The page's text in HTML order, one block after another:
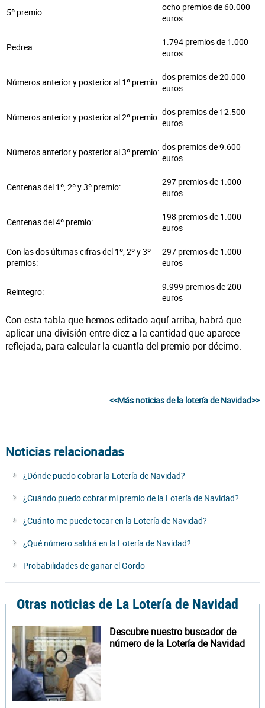
5º premio:
ocho premios de 60.000
euros
Pedrea:
1.794 premios de 1.000
euros
Números anterior y posterior al 1º premio: dos premios de 20.000
euros
Números anterior y posterior al 2º premio: dos premios de 12.500
euros
Números anterior y posterior al 3º premio: dos premios de 9.600
euros
Centenas del 1º, 2º y 3º premio:
297 premios de 1.000
euros
Centenas del 4º premio:
198 premios de 1.000
euros
Con las dos últimas cifras del 1º, 2º y 3º
premios:
297 premios de 1.000
euros
Reintegro:
9.999 premios de 200
euros
Con esta tabla que hemos editado aquí arriba, habrá que
aplicar una división entre diez a la cantidad que aparece
reflejada, para calcular la cuantía del premio por décimo.
<<Más noticias de la lotería de Navidad>>
Noticias relacionadas
¿Dónde puedo cobrar la Lotería de Navidad?
¿Cuándo puedo cobrar mi premio de la Lotería de Navidad?
¿Cuánto me puede tocar en la Lotería de Navidad?
¿Qué número saldrá en la Lotería de Navidad?
Probabilidades de ganar el Gordo
Otras noticias de La Lotería de Navidad
Descubre nuestro buscador de
número de la Lotería de Navidad